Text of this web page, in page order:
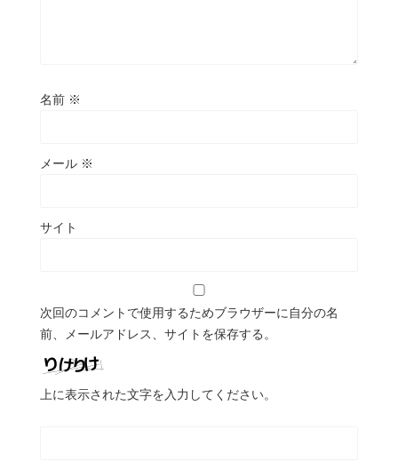
名前 ※
メール ※
サイト
次回のコメントで使用するためブラウザーに自分の名
前、メールアドレス、サイトを保存する。
上に表示された文字を入力してください。